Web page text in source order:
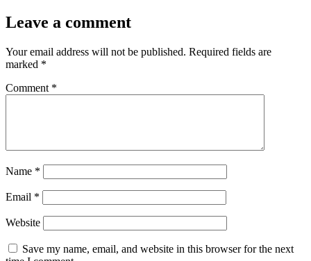
Leave a comment
Your email address will not be published. Required fields are
marked *
Comment *
Name *
Email *
Website
Save my name, email, and website in this browser for the next